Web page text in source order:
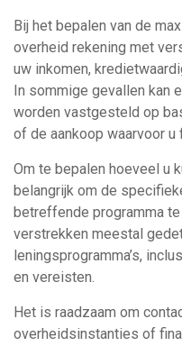
Bij het bepalen van de
overheid rekening met
uw inkomen,
In sommige gevallen kan
worden vastgesteld op
of de aankoop waarvoor u
Om te bepalen hoeveel u
belangrijk om de
betreffende programma
verstrekken meestal
leningsprogramma’s,
en vereisten.
Het is raadzaam om
overheidsinstanties of